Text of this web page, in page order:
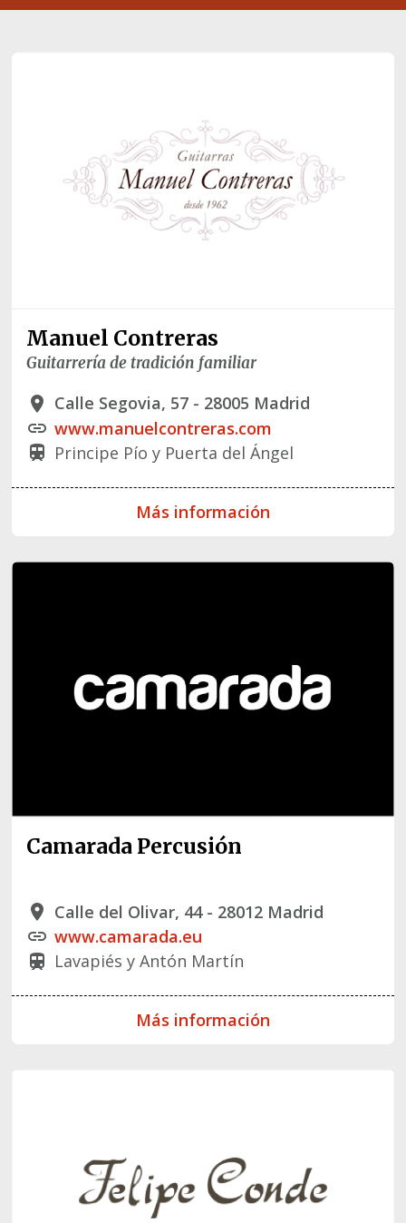
Manuel Contreras
Guitarrería de tradición familiar
place Calle Segovia, 57 - 28005 Madrid
link www.manuelcontreras.com
train Principe Pío y Puerta del Ángel
Más información
Camarada Percusión
place Calle del Olivar, 44 - 28012 Madrid
link www.camarada.eu
train Lavapiés y Antón Martín
Más información